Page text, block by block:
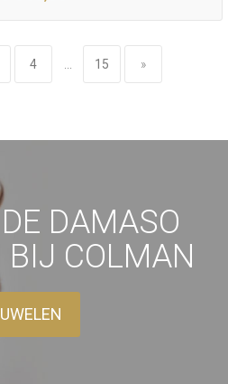
4 15 »
DAMASO
BIJ COLMAN